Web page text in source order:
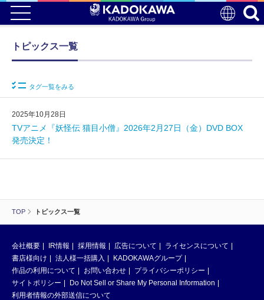
TOP トピックス一覧
トピックス一覧
タグ一覧をみる
2025年10月28日
TVアニメ『妖怪伝 猫目小僧』2026年2月27日（金）DVD BOX
発売決定！
会社概要 IR情報 採用情報 広告について
ライセンスについて
書店様向け
法人様一括購入
KADOKAWAグループ
作品の利用について
お問い合わせ
プライバシーポリシー
サイトポリシー
Do Not Sell or Share My Personal Information
利用者情報の外部送信について